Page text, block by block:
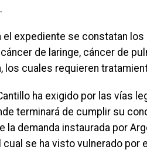
el expediente se constatan
de laringe, cáncer de
los cuales requieren
ha exigido por las vías
terminará de cumplir su
demanda instaurada por
se ha visto vulnerado por